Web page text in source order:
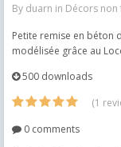
By duarn in Décors
Petite remise en béton
modélisée grâce au
500 downloads
(1
0 comments